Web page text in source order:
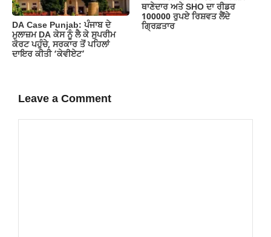
DA Case Punjab: ਪੰਜਾਬ ਦੇ
ਮੁਲਾਜ਼ਮ DA ਕੇਸ ਨੂੰ ਲੈ ਕੇ ਸੁਪਰੀਮ
ਕੋਰਟ ਪਹੁੰਚੇ, ਸਰਕਾਰ ਤੋਂ ਪਹਿਲਾਂ
ਦਾਇਰ ਕੀਤੀ ‘ਕੇਵੀਏਟ’
ਥਾਣੇਦਾਰ ਅਤੇ SHO ਦਾ ਰੀਡਰ
100000 ਰੁਪਏ ਰਿਸ਼ਵਤ ਲੈਂਦੇ
ਗ੍ਰਿਫ਼ਤਾਰ
Leave a Comment